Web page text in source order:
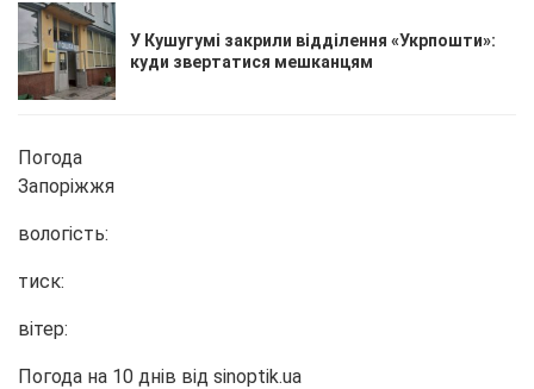
У Кушугумі закрили відділення «Укрпошти»:
куди звертатися мешканцям
Погода
Запоріжжя
вологість:
тиск:
вітер:
Погода на 10 днів від sinoptik.ua